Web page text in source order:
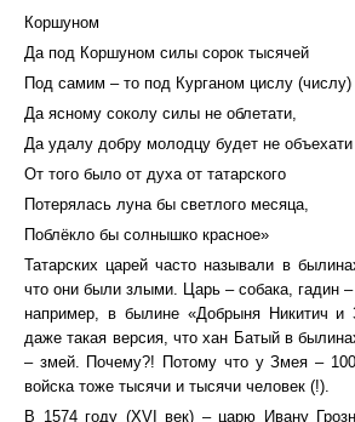
Коршуном
Да под Коршуном силы сорок тысячей
Под самим – то под Курганом цислу (числу)
Да ясному соколу силы не облетати,
Да удалу добру молодцу будет не объехати
От того было от духа от татарского
Потерялась луна бы светлого месяца,
Поблёкло бы солнышко красное»
Татарских царей часто называли в
что они были злыми. Царь – собака, гадин
например, в былине «Добрыня Никитич и
даже такая версия, что хан Батый в
– змей. Почему?! Потому что у Змея –
войска тоже тысячи и тысячи человек (!).
В 1574 году (XVI век) – царю Ивану